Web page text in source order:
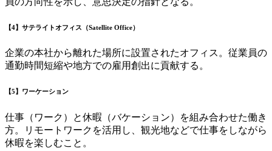
【4】サテライトオフィス（Satellite Office）
企業の本社から離れた場所に設置されたオフィス。従業員の
通勤時間短縮や地方での雇用創出に貢献する。
【5】ワーケーション
仕事（ワーク）と休暇（バケーション）を組み合わせた働き
方。リモートワークを活用し、観光地などで仕事をしながら
休暇を楽しむこと。